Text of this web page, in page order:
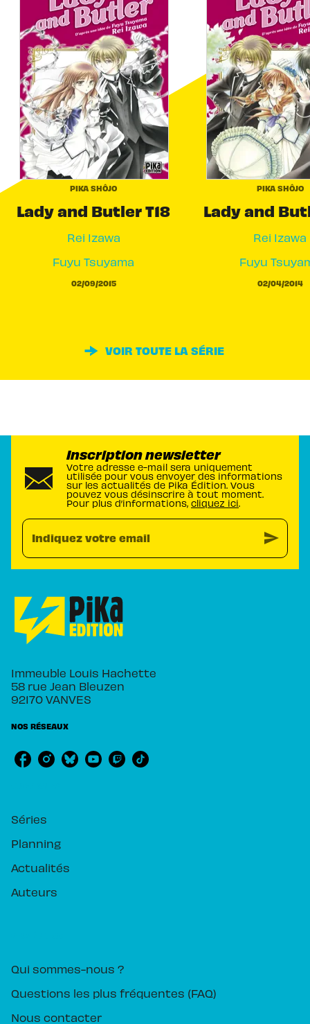
PIKA SHÔJO
Lady and Butler T18
Rei Izawa
Fuyu Tsuyama
02/09/2015
PIKA SHÔJO
Lady and
Rei Izawa
Fuyu
02/04/2014
VOIR TOUTE LA SÉRIE
Inscription newsletter
Votre adresse e-mail sera uniquement
utilisée pour vous envoyer des informations
sur les actualités de Pika Édition. Vous
pouvez vous désinscrire à tout moment.
Pour plus d’informations, cliquez ici.
Indiquez votre email send
Immeuble Louis Hachette
58 rue Jean Bleuzen
92170 VANVES
NOS RÉSEAUX
Séries
Planning
Actualités
Auteurs
Qui sommes-nous ?
Questions les plus fréquentes (FAQ)
Nous contacter